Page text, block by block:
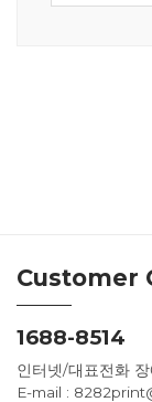
Customer
1688-8514
인터넷/대표전화
E-mail :